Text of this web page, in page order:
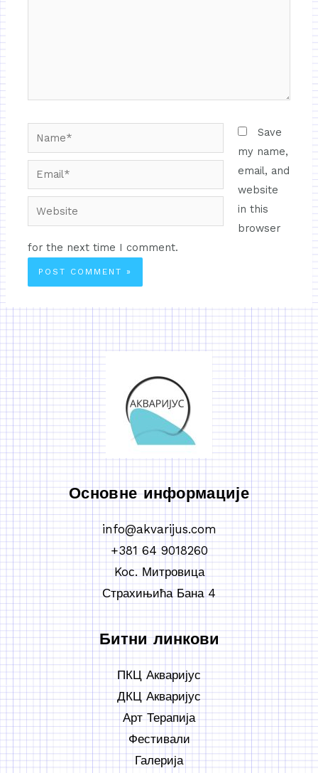
Save
my name,
email, and
website
in this
browser
for the next time I comment.
Основне информације
info@akvarijus.com
+381 64 9018260
Koс. Митровица
Страхињића Бана 4
Битни линкови
ПКЦ Акваријус
ДКЦ Акваријус
Арт Терапија
Фестивали
Галерија